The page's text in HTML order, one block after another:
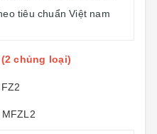
tiêu chuẩn Việt nam
chủng loại)